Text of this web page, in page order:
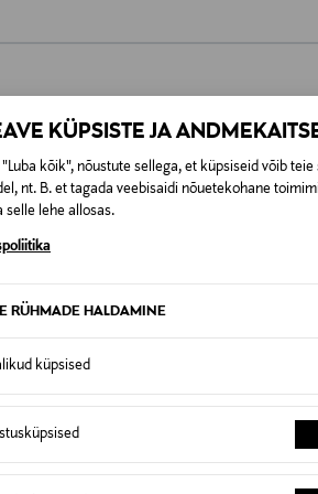
KÜPSISTE JA
kõik", nõustute sellega, et küpsiseid võib
nt. B. et tagada veebisaidi nõuetekohane
selle lehe allosas.
RÜHMADE HALDAMINE
küpsised
0,00 € –
KA